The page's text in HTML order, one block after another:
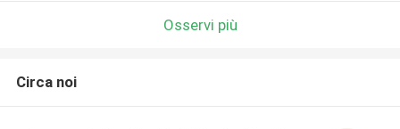
Osservi più
Circa noi